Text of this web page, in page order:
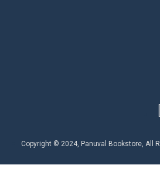
Copyright © 2024, Panuval Bookstore, All